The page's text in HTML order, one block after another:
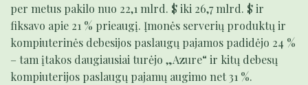
per metus pakilo nuo 22,1 mlrd. $ iki 26,7 mlrd. $ ir
fiksavo apie 21 % prieaugį. Įmonės serverių produktų ir
kompiuterinės debesijos paslaugų pajamos padidėjo 24 %
– tam įtakos daugiausiai turėjo „Azure“ ir kitų debesų
kompiuterijos paslaugų pajamų augimo net 31 %.